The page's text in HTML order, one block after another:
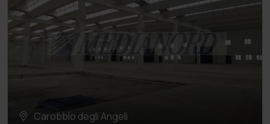
Carobbio degli Angeli